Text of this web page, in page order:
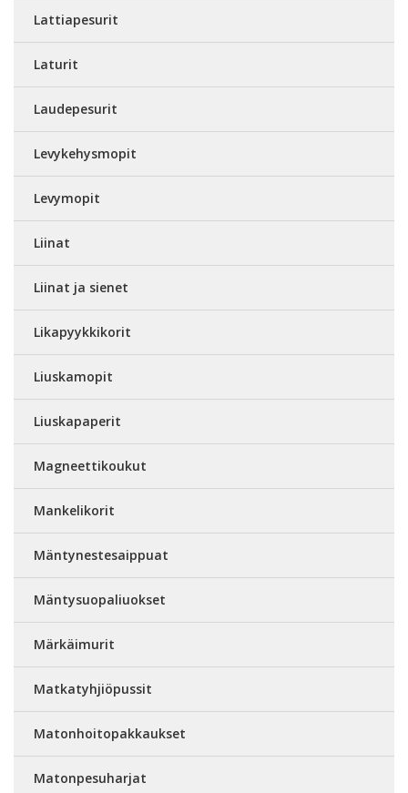
Lattiapesurit
Laturit
Laudepesurit
Levykehysmopit
Levymopit
Liinat
Liinat ja sienet
Likapyykkikorit
Liuskamopit
Liuskapaperit
Magneettikoukut
Mankelikorit
Mäntynestesaippuat
Mäntysuopaliuokset
Märkäimurit
Matkatyhjiöpussit
Matonhoitopakkaukset
Matonpesuharjat